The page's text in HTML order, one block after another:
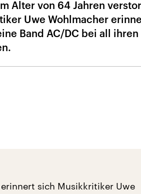
Alter von 64 Jahren
Uwe Wohlmacher
Band AC/DC bei all ihren
erinnert sich Musikkritiker Uwe